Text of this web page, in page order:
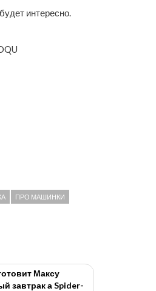
интересно.
ПРО МАШИНКИ
Максу
завтрак а Spider-